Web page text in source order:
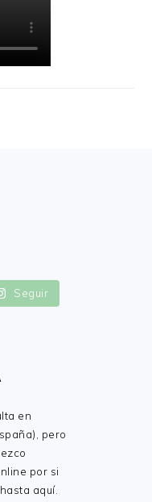
Seguir
en
pero
por si
aquí.